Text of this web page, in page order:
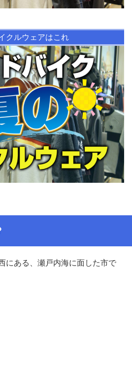
クルウェアはこれ
にある、瀬戸内海に面した市で